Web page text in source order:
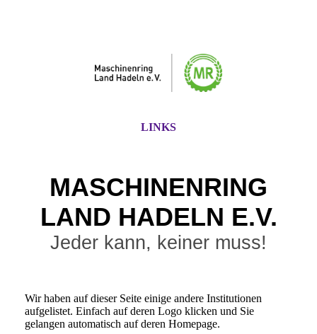
LINKS
MASCHINENRING
LAND HADELN E.V.
Jeder kann, keiner muss!
Wir haben auf dieser Seite einige andere Institutionen
aufgelistet. Einfach auf deren Logo klicken und Sie
gelangen automatisch auf deren Homepage.